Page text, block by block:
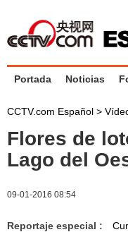
Portada Noticias
CCTV.com Español >
Flores de
Lago del
09-01-2016 08:54
Reportaje especial :